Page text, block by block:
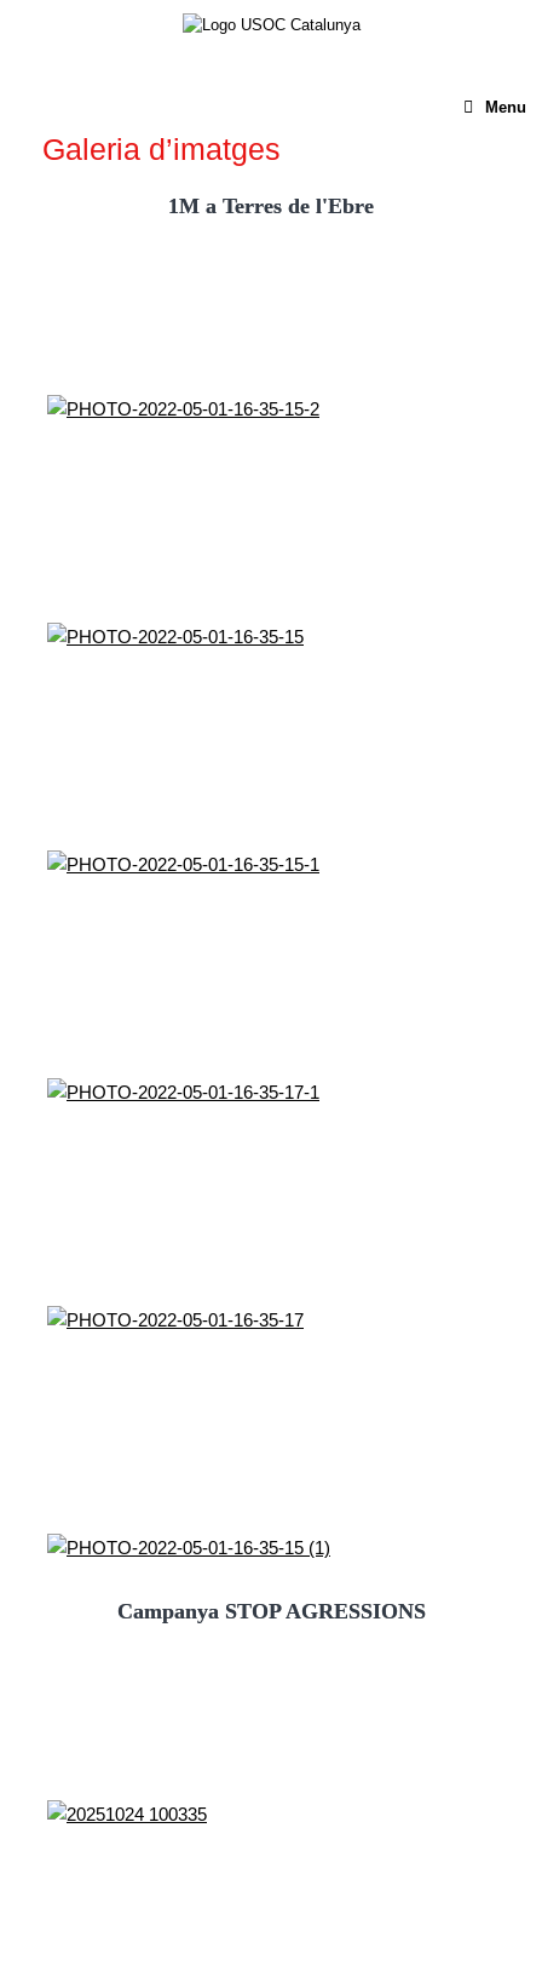
Menu
Galeria d’imatges
1M a Terres de l'Ebre
Campanya STOP AGRESSIONS